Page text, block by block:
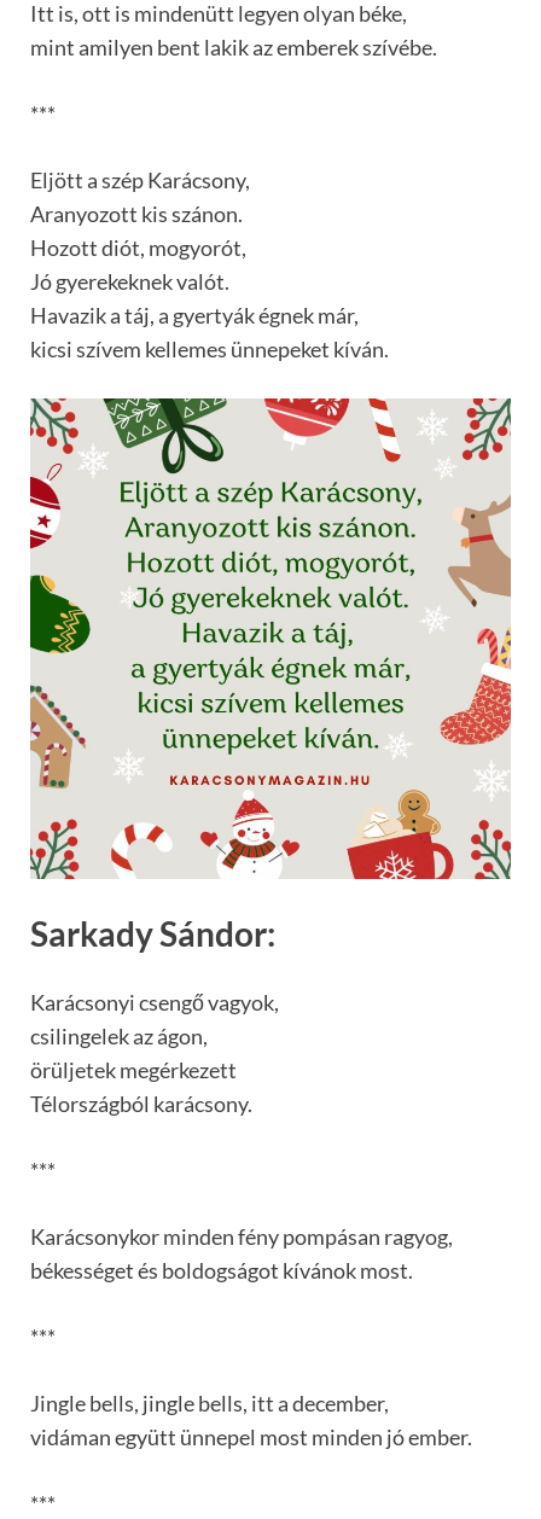
Itt is, ott is mindenütt legyen olyan béke,
mint amilyen bent lakik az emberek szívébe.
***
Eljött a szép Karácsony,
Aranyozott kis szánon.
Hozott diót, mogyorót,
Jó gyerekeknek valót.
Havazik a táj, a gyertyák égnek már,
kicsi szívem kellemes ünnepeket kíván.
Sarkady Sándor:
Karácsonyi csengő vagyok,
csilingelek az ágon,
örüljetek megérkezett
Télországból karácsony.
***
Karácsonykor minden fény pompásan ragyog,
békességet és boldogságot kívánok most.
***
Jingle bells, jingle bells, itt a december,
vidáman együtt ünnepel most minden jó ember.
***